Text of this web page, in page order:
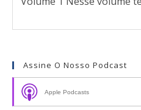
Assine O Nosso Podcast
Apple Podcasts